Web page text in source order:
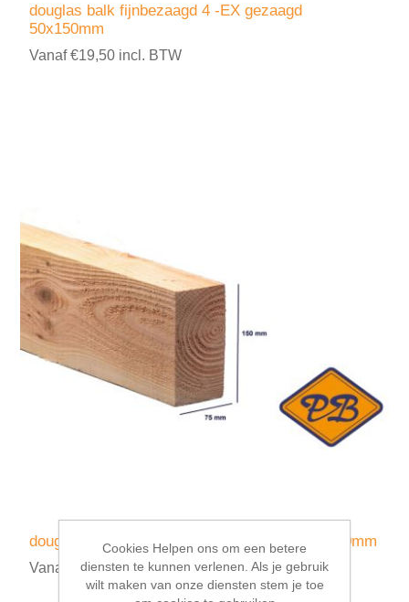
douglas balk fijnbezaagd 4 -EX gezaagd
50x150mm
Vanaf €19,50 incl. BTW
douglas balk fijnbezaagd 4-EX gezaagd 75x150mm
Vanaf €29,50 incl. BTW
Cookies Helpen ons om een betere
diensten te kunnen verlenen. Als je gebruik
wilt maken van onze diensten stem je toe